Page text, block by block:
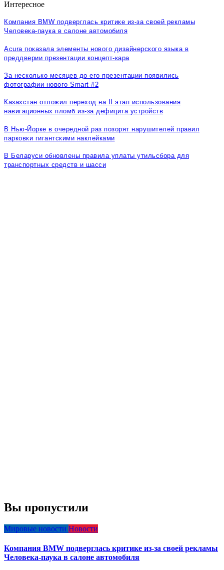
Интересное
Компания BMW подверглась критике из-за своей рекламы
Человека-паука в салоне автомобиля
Acura показала элементы нового дизайнерского языка в
преддверии презентации концепт-кара
За несколько месяцев до его презентации появились
фотографии нового Smart #2
Казахстан отложил переход на II этап использования
навигационных пломб из-за дефицита устройств
В Нью-Йорке в очередной раз позорят нарушителей правил
парковки гигантскими наклейками
В Беларуси обновлены правила уплаты утильсбора для
транспортных средств и шасси
Вы пропустили
Мировые новости Новости
Компания BMW подверглась критике из-за своей рекламы
Человека-паука в салоне автомобиля